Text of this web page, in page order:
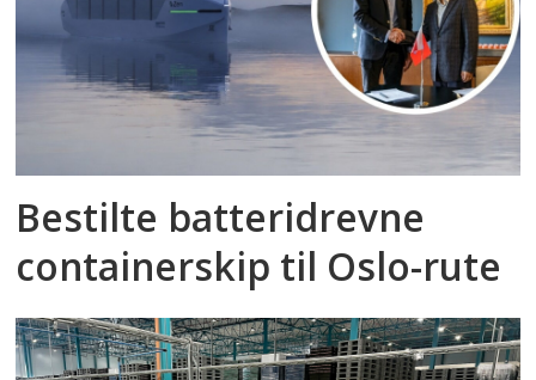
Bestilte batteridrevne
containerskip til Oslo-rute